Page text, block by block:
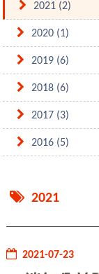
2021 (2)
2020 (1)
2019 (6)
2018 (6)
2017 (3)
2016 (5)
2021
2021-07-23